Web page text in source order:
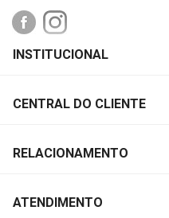
PAGAMENTO
INSTITUCIONAL
CENTRAL DO CLIENTE
RELACIONAMENTO
ATENDIMENTO